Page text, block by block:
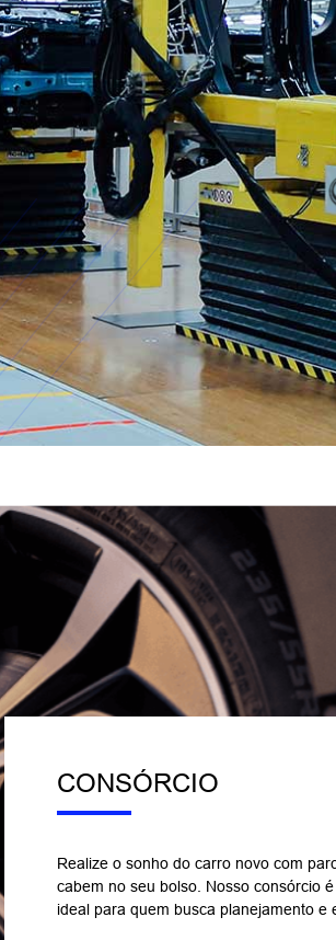
CONSÓRCIO
Realize o sonho do carro novo com
cabem no seu bolso. Nosso consórcio
ideal para quem busca planejamento e